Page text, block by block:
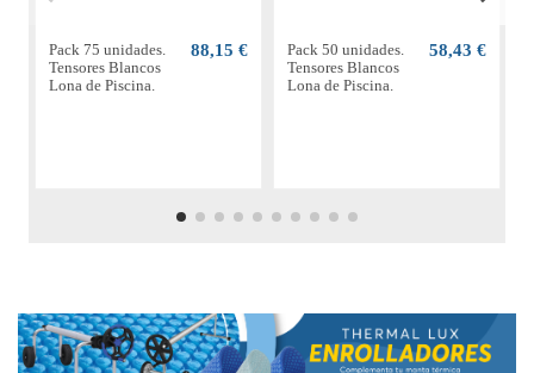
Pack 75 unidades.
Tensores Blancos
Lona de Piscina.
88,15 €
Pack 50 unidades.
Tensores Blancos
Lona de Piscina.
58,43 €